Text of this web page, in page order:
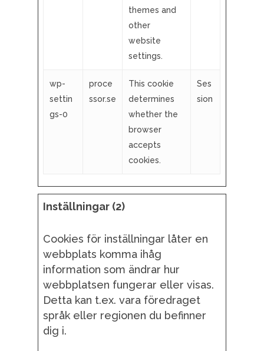
themes and
other
website
settings.
wp-
settin
gs-0
proce
ssor.se
This cookie
determines
whether the
browser
accepts
cookies.
Ses
sion
Inställningar (2)
Cookies för inställningar låter en
webbplats komma ihåg
information som ändrar hur
webbplatsen fungerar eller visas.
Detta kan t.ex. vara föredraget
språk eller regionen du befinner
dig i.